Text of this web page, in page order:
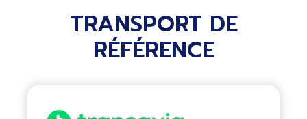
TRANSPORT DE
RÉFÉRENCE